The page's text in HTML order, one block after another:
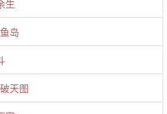
生
岛
天图